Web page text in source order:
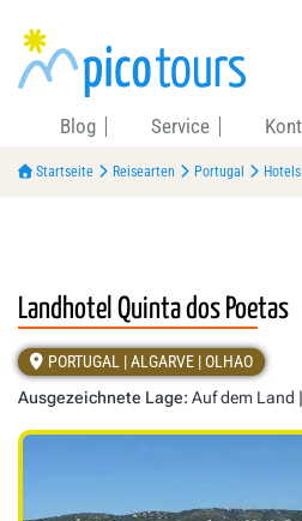
Blog Service
Startseite Reisearten Portugal Hotels
Landhotel Quinta dos Poetas
PORTUGAL | ALGARVE | OLHAO
Ausgezeichnete Lage: Auf dem Land |